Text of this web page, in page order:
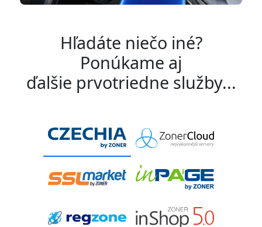
Hľadáte niečo iné?
Ponúkame aj
ďalšie prvotriedne služby...